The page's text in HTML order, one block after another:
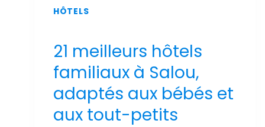
HÔTELS
21 meilleurs hôtels
familiaux à Salou,
adaptés aux bébés et
aux tout-petits